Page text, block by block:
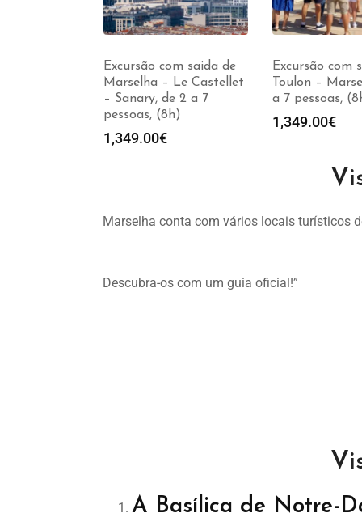
Excursão com saida de
Marselha – Le Castellet
– Sanary, de 2 a 7
pessoas, (8h)
1,349.00€
Excursão com
Toulon –
a 7 pessoas,
1,349.00€
Marselha conta com vários locais turísticos
Descubra-os com um guia oficial!”
A Basílica de Notre-